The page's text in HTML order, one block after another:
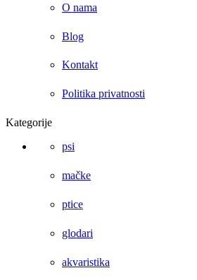
O nama
Blog
Kontakt
Politika privatnosti
Kategorije
psi
mačke
ptice
glodari
akvaristika